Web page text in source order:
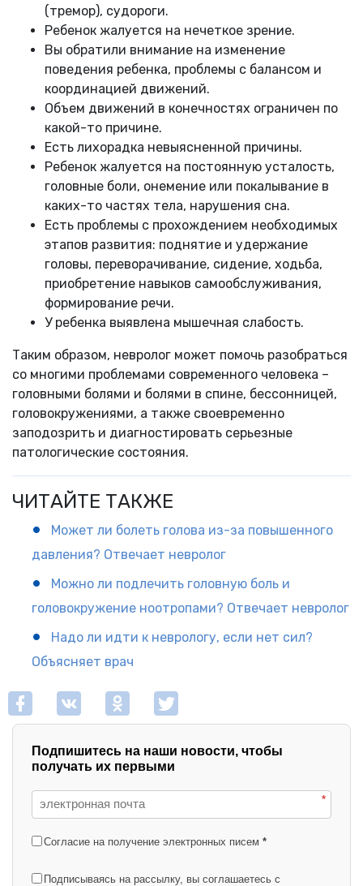
(тремор), судороги.
Ребенок жалуется на нечеткое зрение.
Вы обратили внимание на изменение
поведения ребенка, проблемы с балансом и
координацией движений.
Объем движений в конечностях ограничен по
какой-то причине.
Есть лихорадка невыясненной причины.
Ребенок жалуется на постоянную усталость,
головные боли, онемение или покалывание в
каких-то частях тела, нарушения сна.
Есть проблемы с прохождением необходимых
этапов развития: поднятие и удержание
головы, переворачивание, сидение, ходьба,
приобретение навыков самообслуживания,
формирование речи.
У ребенка выявлена мышечная слабость.
Таким образом, невролог может помочь разобраться
со многими проблемами современного человека –
головными болями и болями в спине, бессонницей,
головокружениями, а также своевременно
заподозрить и диагностировать серьезные
патологические состояния.
ЧИТАЙТЕ ТАКЖЕ
Может ли болеть голова из-за повышенного
давления? Отвечает невролог
Можно ли подлечить головную боль и
головокружение ноотропами? Отвечает невролог
Надо ли идти к неврологу, если нет сил?
Объясняет врач
Подпишитесь на наши новости, чтобы
получать их первыми
*
Согласие на получение электронных писем *
Подписываясь на рассылку, вы соглашаетесь с